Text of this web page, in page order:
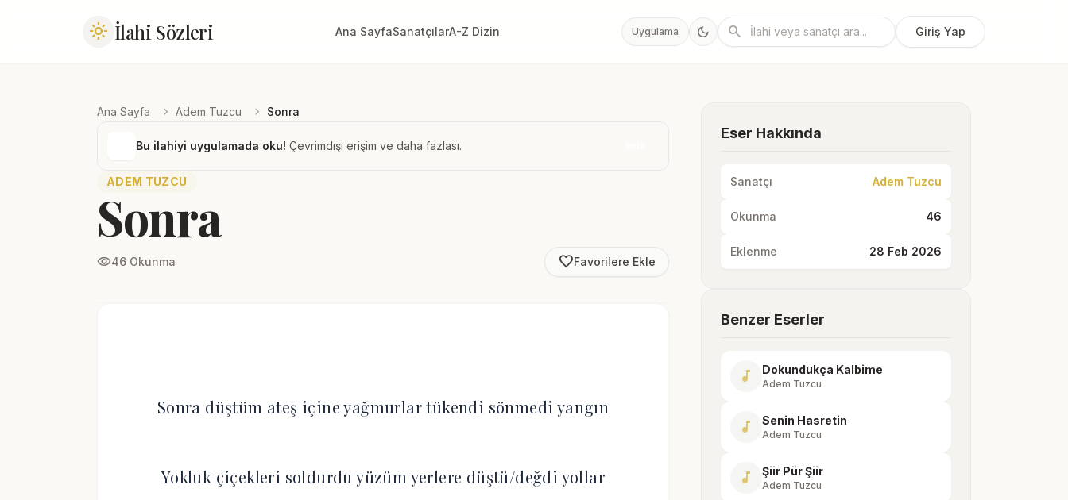
light_mode İlahi Sözleri Ana SayfaSanatçılarA-Z Dizin Uygulama dark_mode search Giriş Yap
Ana Sayfa chevron_right Adem Tuzcu chevron_right Sonra
Bu ilahiyi uygulamada oku! Çevrimdışı erişim ve daha fazlası.
ADEM TUZCU
Sonra
visibility46 Okunma favorite_borderFavorilere Ekle
Sonra düştüm ateş içine yağmurlar tükendi sönmedi yangın
Yokluk çiçekleri soldurdu yüzüm yerlere düştü/değdi yollar
Eser Hakkında
Sanatçı Adem Tuzcu
Okunma 46
Eklenme 28 Feb 2026
Benzer Eserler
music_note Dokundukça Kalbime
Adem Tuzcu
music_note Senin Hasretin
Adem Tuzcu
music_note Şiir Pür Şiir
Adem Tuzcu